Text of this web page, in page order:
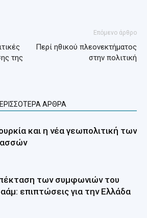
της
Επόμενο άρθρο
Περί ηθικού πλεονεκτήματος
στην πολιτική
ΑΡΘΡΑ
και η νέα γεωπολιτική των
των συμφωνιών του
επιπτώσεις για την Ελλάδα